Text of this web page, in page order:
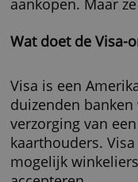
Alleen al in
cards in
verder toe.
meer
aankopen.
Wat doet de